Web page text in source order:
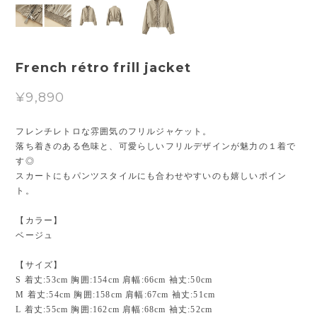
French rétro frill jacket
¥9,890
フレンチレトロな雰囲気のフリルジャケット。
落ち着きのある色味と、可愛らしいフリルデザインが魅力の１着で
す◎
スカートにもパンツスタイルにも合わせやすいのも嬉しいポイン
ト。
【カラー】
ベージュ
【サイズ】
S 着丈:53cm 胸囲:154cm 肩幅:66cm 袖丈:50cm
M 着丈:54cm 胸囲:158cm 肩幅:67cm 袖丈:51cm
L 着丈:55cm 胸囲:162cm 肩幅:68cm 袖丈:52cm